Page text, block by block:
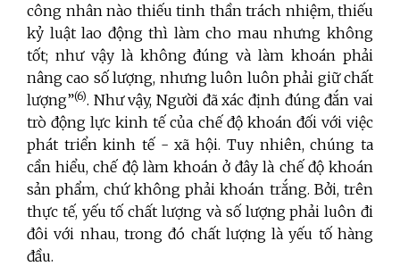
công nhân nào thiếu tinh thần trách nhiệm, thiếu
kỷ luật lao động thì làm cho mau nhưng không
tốt; như vậy là không đúng và làm khoán phải
nâng cao số lượng, nhưng luôn luôn phải giữ chất
lượng”(6). Như vậy, Người đã xác định đúng đắn vai
trò động lực kinh tế của chế độ khoán đối với việc
phát triển kinh tế - xã hội. Tuy nhiên, chúng ta
cần hiểu, chế độ làm khoán ở đây là chế độ khoán
sản phẩm, chứ không phải khoán trắng. Bởi, trên
thực tế, yếu tố chất lượng và số lượng phải luôn đi
đôi với nhau, trong đó chất lượng là yếu tố hàng
đầu.